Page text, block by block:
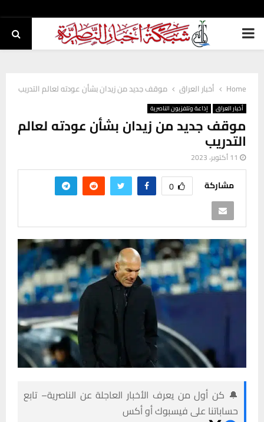
PRIMARY
Home أخبار العراق موقف جديد من زيدان بشأن عودته لعالم التدريب
أخبار العراق إذاعة وتلفزيون الناصرية
موقف جديد من زيدان بشأن عودته لعالم
التدريب
11 أكتوبر، 2023
مشاركة 0
🔔 كن أول من يعرف الأخبار العاجلة عن الناصرية– تابع
حساباتنا على فيسبوك أو أكس